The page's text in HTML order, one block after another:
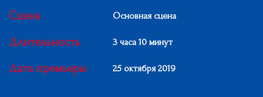
Сцена Основная сцена
Длительность 3 часа 10 минут
Дата премьеры 25 октября 2019